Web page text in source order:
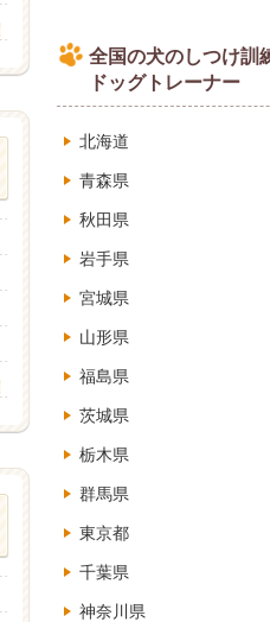
全国の犬のしつけ訓
ドッグトレーナー
北海道
青森県
秋田県
岩手県
宮城県
山形県
福島県
茨城県
栃木県
群馬県
東京都
千葉県
神奈川県